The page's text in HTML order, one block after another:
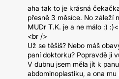
aha tak to je krásná
přesně 3 měsíce. No záleží
MUDr T.K. je a ne málo :)
<br />
Už se těšíš? Nebo máš
paní doktorku? Popravdě ji
V dubnu jsem měla jít k
abdominoplastiku, a ona